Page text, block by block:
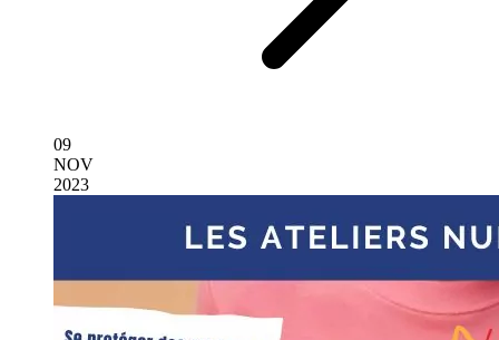
09
NOV
2023